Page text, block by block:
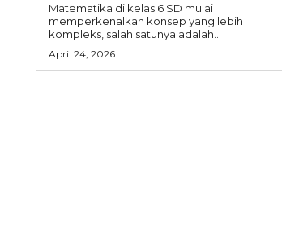
Matematika di kelas 6 SD mulai
memperkenalkan konsep yang lebih
kompleks, salah satunya adalah...
April 24, 2026